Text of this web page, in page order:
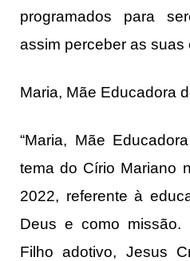
programados para
assim perceber as suas
Maria, Mãe Educadora
“Maria, Mãe
tema do Círio Mariano
2022, referente à
Deus e como missão.
Filho adotivo, Jesus